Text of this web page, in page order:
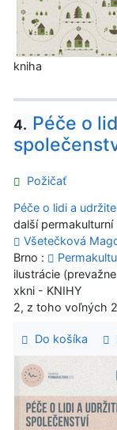
kniha
4. Péče o
Požičať
Péče o lidi a
další
Všetečková
Brno :
ilustrácie
xkni - KNIHY
2, z toho voľných 2
Do košíka